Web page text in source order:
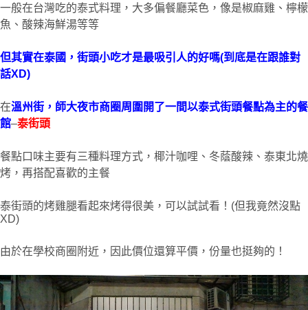
一般在台灣吃的泰式料理，大多偏餐廳菜色，像是椒麻雞、檸檬
魚、酸辣海鮮湯等等
但其實在泰國，街頭小吃才是最吸引人的好嗎(到底是在跟誰對
話XD)
在溫州街，師大夜市商圈周圍開了一間以泰式街頭餐點為主的餐
館–泰街頭
餐點口味主要有三種料理方式，椰汁咖哩、冬蔭酸辣、泰東北燒
烤，再搭配喜歡的主餐
泰街頭的烤雞腿看起來烤得很美，可以試試看！(但我竟然沒點
XD)
由於在學校商圈附近，因此價位還算平價，份量也挺夠的！